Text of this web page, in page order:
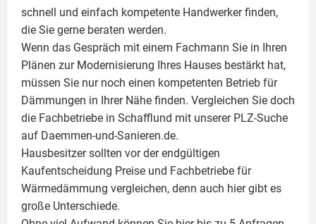
schnell und einfach kompetente Handwerker finden,
die Sie gerne beraten werden.
Wenn das Gespräch mit einem Fachmann Sie in Ihren
Plänen zur Modernisierung Ihres Hauses bestärkt hat,
müssen Sie nur noch einen kompetenten Betrieb für
Dämmungen in Ihrer Nähe finden. Vergleichen Sie doch
die Fachbetriebe in Schafflund mit unserer PLZ-Suche
auf Daemmen-und-Sanieren.de.
Hausbesitzer sollten vor der endgültigen
Kaufentscheidung Preise und Fachbetriebe für
Wärmedämmung vergleichen, denn auch hier gibt es
große Unterschiede.